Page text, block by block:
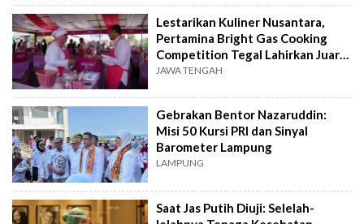
Lestarikan Kuliner Nusantara,
Pertamina Bright Gas Cooking
Competition Tegal Lahirkan Juara
Baru
JAWA TENGAH
Gebrakan Bentor Nazaruddin:
Misi 50 Kursi PRI dan Sinyal
Barometer Lampung
LAMPUNG
Saat Jas Putih Diuji: Selelah-